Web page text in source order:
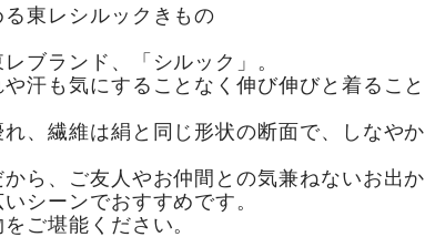
東レシルックきもの
ブランド、「シルック」。
汗も気にすることなく伸び伸びと着ること
、繊維は絹と同じ形状の断面で、しなやか
ら、ご友人やお仲間との気兼ねないお出か
シーンでおすすめです。
ご堪能ください。